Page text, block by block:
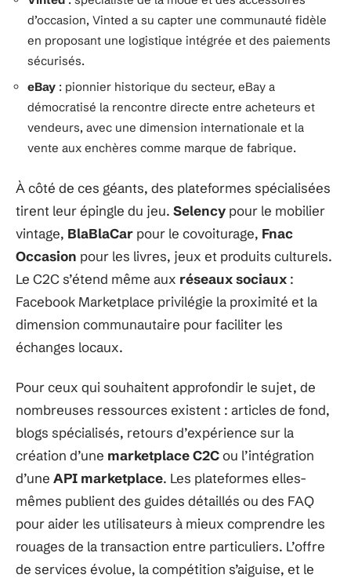
d’occasion, Vinted a su capter une communauté fidèle
en proposant une logistique intégrée et des paiements
sécurisés.
eBay : pionnier historique du secteur, eBay a
démocratisé la rencontre directe entre acheteurs et
vendeurs, avec une dimension internationale et la
vente aux enchères comme marque de fabrique.
À côté de ces géants, des plateformes spécialisées
tirent leur épingle du jeu. Selency pour le mobilier
vintage, BlaBlaCar pour le covoiturage, Fnac
Occasion pour les livres, jeux et produits culturels.
Le C2C s’étend même aux réseaux sociaux :
Facebook Marketplace privilégie la proximité et la
dimension communautaire pour faciliter les
échanges locaux.
Pour ceux qui souhaitent approfondir le sujet, de
nombreuses ressources existent : articles de fond,
blogs spécialisés, retours d’expérience sur la
création d’une marketplace C2Cou l’intégration
d’une API marketplace. Les plateformes elles-
mêmes publient des guides détaillés ou des FAQ
pour aider les utilisateurs à mieux comprendre les
rouages de la transaction entre particuliers. L’offre
de services évolue, la compétition s’aiguise, et le